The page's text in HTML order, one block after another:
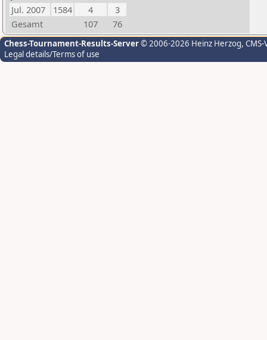
Jul. 2007
1584 4
3
Gesamt
107 76
Chess-Tournament-Results-Server© 2006-2026 Heinz Herzog,
Legal details/Terms of use